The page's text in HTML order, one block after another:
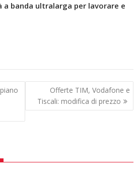
banda ultralarga per lavorare e
Offerte TIM, Vodafone e
Tiscali: modifica di prezzo